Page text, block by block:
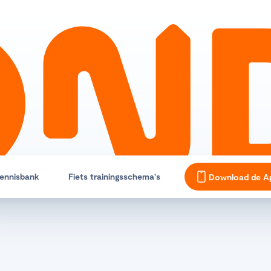
Fiets trainingsschema's Download de